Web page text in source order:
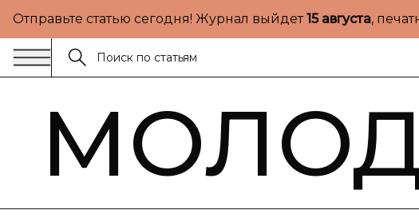
Отправьте статью сегодня! Журнал выйдет15 августа,